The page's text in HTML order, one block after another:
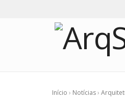
Início › Notícias›